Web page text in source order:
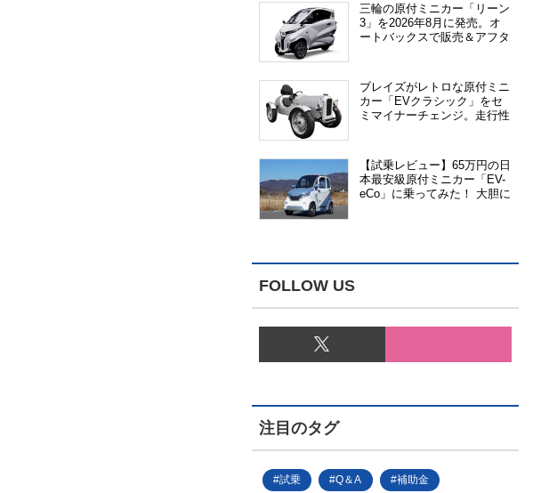
三輪の原付ミニカー「リーン
3」を2026年8月に発売。オ
ートバックスで販売＆アフタ
ブレイズがレトロな原付ミニ
カー「EVクラシック」をセ
ミマイナーチェンジ。走行性
【試乗レビュー】65万円の日
本最安級原付ミニカー「EV-
eCo」に乗ってみた！ 大胆に
FOLLOW US
注目のタグ
試乗 Q＆A 補助金